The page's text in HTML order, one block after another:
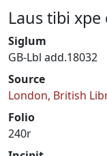
Laus tibi
Siglum
GB-Lbl add.18032
Source
London, British
Folio
240r